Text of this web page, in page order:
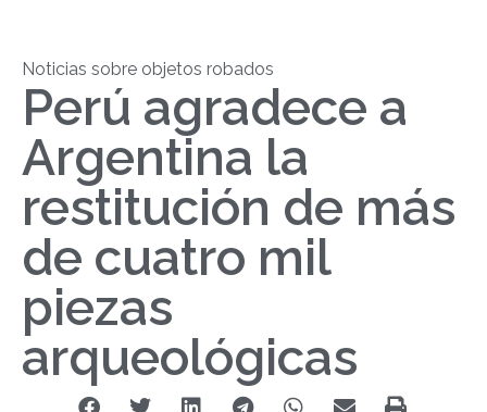
Noticias sobre objetos robados
Perú agradece a
Argentina la
restitución de más
de cuatro mil
piezas
arqueológicas